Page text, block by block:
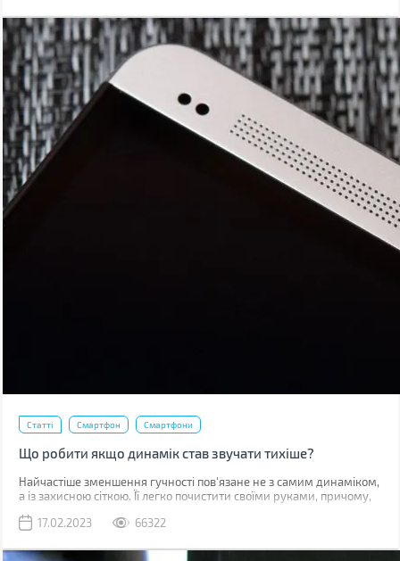
Статті Смартфон Смартфони
Що робити якщо динамік став звучати тихіше?
Найчастіше зменшення гучності пов'язане не з самим динаміком,
а із захисною сіткою. Її легко почистити своїми руками, причому,
17.02.2023
66322